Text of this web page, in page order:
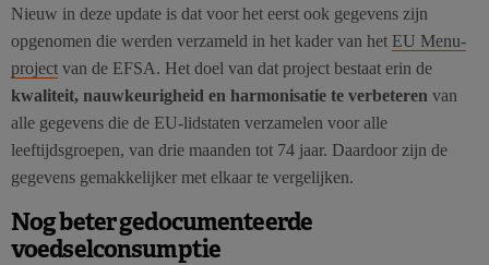
Nieuw in deze update is dat voor het eerst ook gegevens zijn
opgenomen die werden verzameld in het kader van het EU Menu-
project van de EFSA. Het doel van dat project bestaat erin de
kwaliteit, nauwkeurigheid en harmonisatie te verbeteren van
alle gegevens die de EU-lidstaten verzamelen voor alle
leeftijdsgroepen, van drie maanden tot 74 jaar. Daardoor zijn de
gegevens gemakkelijker met elkaar te vergelijken.
Nog beter gedocumenteerde
voedselconsumptie